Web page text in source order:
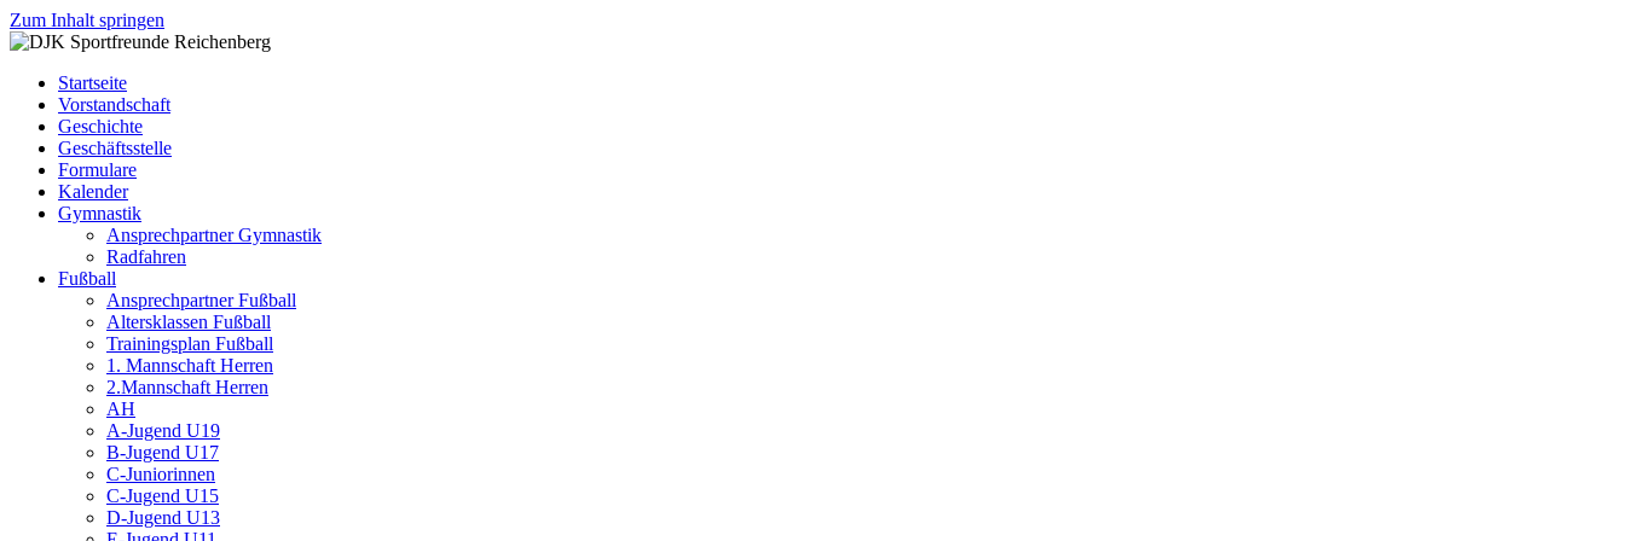
Zum Inhalt springen
Sportfreunde
Reichenberg
Gymnastik
Karate
Leichtathletik
Radfahren
Rollkunstlauf
Startseite
Vorstandschaft
Geschichte
Geschäftsstelle
Formulare
Kalender
Gymnastik
Ansprechpartner Gymnastik
Radfahren
Fußball
Ansprechpartner Fußball
Altersklassen Fußball
Trainingsplan Fußball
1. Mannschaft Herren
2.Mannschaft Herren
AH
A-Jugend U19
B-Jugend U17
C-Juniorinnen
C-Jugend U15
D-Jugend U13